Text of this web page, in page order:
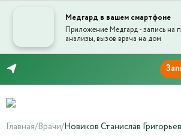
Медгард в вашем смартфоне
Приложение Медгард - запись на
анализы, вызов врача на дом
Главная/Врачи/Новиков Станислав
Отправка